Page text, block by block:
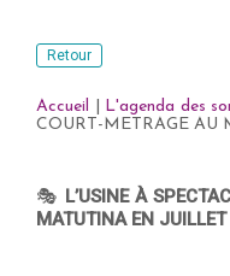
Retour
Accueil L'agenda des
COURT-METRAGE AU
🎭 L’USINE À
MATUTINA EN